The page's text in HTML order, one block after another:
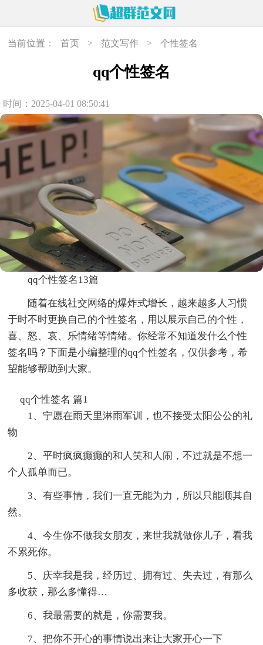
当前位置： 首页 > 范文写作 > 个性签名
qq个性签名
时间：2025-04-01 08:50:41
qq个性签名13篇
随着在线社交网络的爆炸式增长，越来越多人习惯
于时不时更换自己的个性签名，用以展示自己的个性，
喜、怒、哀、乐情绪等情绪。你经常不知道发什么个性
签名吗？下面是小编整理的qq个性签名，仅供参考，希
望能够帮助到大家。
qq个性签名 篇1
1、宁愿在雨天里淋雨军训，也不接受太阳公公的礼
物
2、平时疯疯癫癫的和人笑和人闹，不过就是不想一
个人孤单而已。
3、有些事情，我们一直无能为力，所以只能顺其自
然。
4、今生你不做我女朋友，来世我就做你儿子，看我
不累死你。
5、庆幸我是我，经历过、拥有过、失去过，有那么
多收获，那么多懂得…
6、我最需要的就是，你需要我。
7、把你不开心的事情说出来让大家开心一下